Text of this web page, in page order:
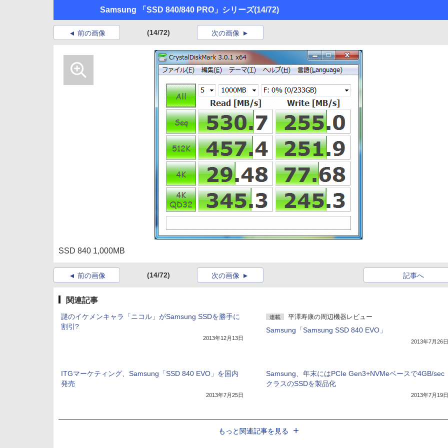
Samsung 「SSD 840/840 PRO」シリーズ(14/72)
前の画像 (14/72) 次の画像
SSD 840 1,000MB
前の画像 (14/72) 記事へ
次の画像
関連記事
謎のイケメンキャラ「ニコル」がSamsung SSDを勝手に
割引?
2013年12月13日
連載 平澤寿康の周辺機器レビュー
Samsung「Samsung SSD 840 EVO」
2013年7月26日
ITGマーケティング、Samsung「SSD 840 EVO」を国内
発売
2013年7月25日
Samsung、年末にはPCIe Gen3+NVMeベースで4GB/sec
クラスのSSDを製品化
2013年7月19日
もっと関連記事を見る